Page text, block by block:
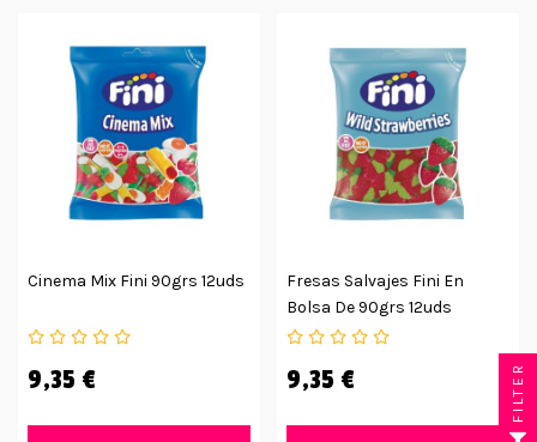
Cinema Mix Fini 90grs 12uds
9,35 €
Fresas Salvajes Fini En
Bolsa De 90grs 12uds
9,35 € FILTER